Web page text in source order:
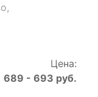
Цена:
689 - 693 руб.